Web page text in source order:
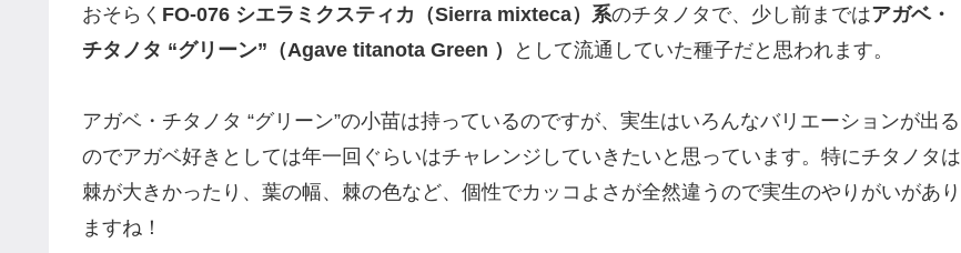
おそらく FO-076 シエラミクスティカ（Sierra mixteca）系のチタノタで、少し前まではアガベ・
チタノタ “グリーン”（Agave titanota Green ）
として流通していた種子だと思われます。
アガベ・チタノタ “グリーン”の小苗は持っているのですが、実生はいろんなバリエーションが出る
のでアガベ好きとしては年一回ぐらいはチャレンジしていきたいと思っています。特にチタノタは
棘が大きかったり、葉の幅、棘の色など、個性でカッコよさが全然違うので実生のやりがいがあり
ますね！